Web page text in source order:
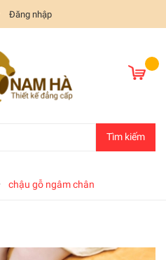
Đăng nhập
Tìm kiếm
chậu gỗ ngâm chân